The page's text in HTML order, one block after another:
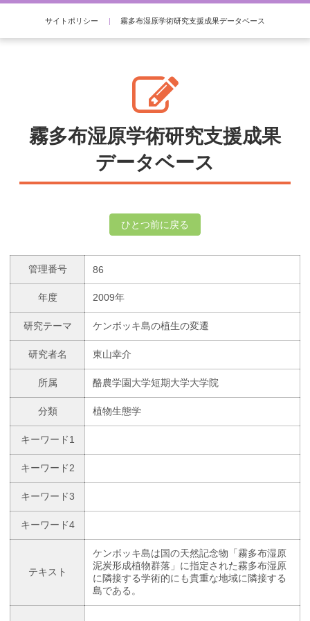
サイトポリシー | 霧多布湿原学術研究支援成果データベース
霧多布湿原学術研究支援成果
データベース
ひとつ前に戻る
管理番号 86
年度 2009年
研究テーマ ケンボッキ島の植生の変遷
研究者名 東山幸介
所属 酪農学園大学短期大学大学院
分類 植物生態学
キーワード1
キーワード2
キーワード3
キーワード4
テキスト
ケンボッキ島は国の天然記念物「霧多布湿原
泥炭形成植物群落」に指定された霧多布湿原
に隣接する学術的にも貴重な地域に隣接する
島である。